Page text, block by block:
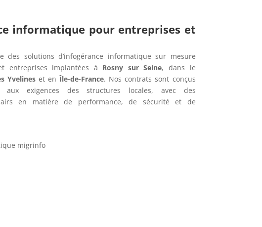
informatique pour entreprises et
des solutions d’infogérance informatique sur mesure
entreprises implantées à Rosny sur Seine, dans le
Yvelineset enÎle-de-France. Nos contrats sont conçus
aux exigences des structures locales, avec des
en matière de performance, de sécurité et de